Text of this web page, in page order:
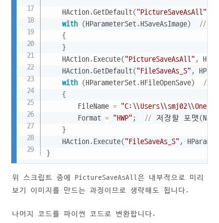
    HAction
.GetDefault("PictureSaveAsAll"
with (HParameterSet. HSaveAsImage) //
{
}
	HAction
. Execute("PictureSaveAsAll" ,
	HAction
.GetDefault("FileSaveAs_S" ,
with (HParameterSet. HFileOpenSave) //
{
		FileName
=
		Format
= "HWP" ; // 저장할 포맷 (
}
	HAction
. Execute("FileSaveAs_S" ,
}
위 스크립트 중에 PictureSaveAsAll은 내부적으로 미리
보기 이미지를 만드는 과정이므로 생략해도 됩니다.
나머지 코드를 파이썬 코드로 변환합니다.